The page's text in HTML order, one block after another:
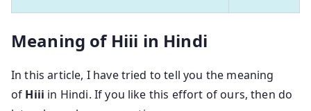
Meaning of Hiii in Hindi
In this article, I have tried to tell you the meaning
of Hiii in Hindi. If you like this effort of ours, then do